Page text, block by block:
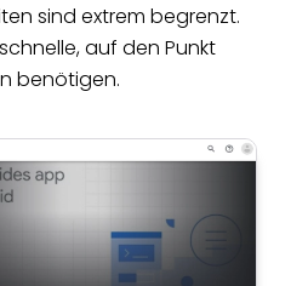
sind extrem begrenzt.
auf den Punkt
benötigen.